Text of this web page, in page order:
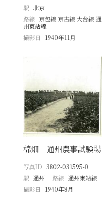
駅 北京
路線 京包線 京古線 大台線 通
州東站線
撮影日
1940年11月
棉畑 通州農事試験場
写真ID 3802-031595-0
駅 通州 路線 通州東站線
撮影日
1940年8月